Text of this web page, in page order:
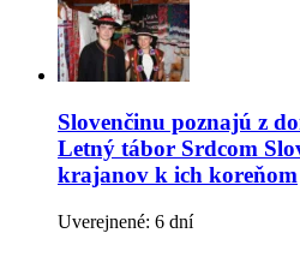
Slovenčinu poznajú z
Letný tábor Srdcom
krajanov k ich koreňom
Uverejnené: 6 dní